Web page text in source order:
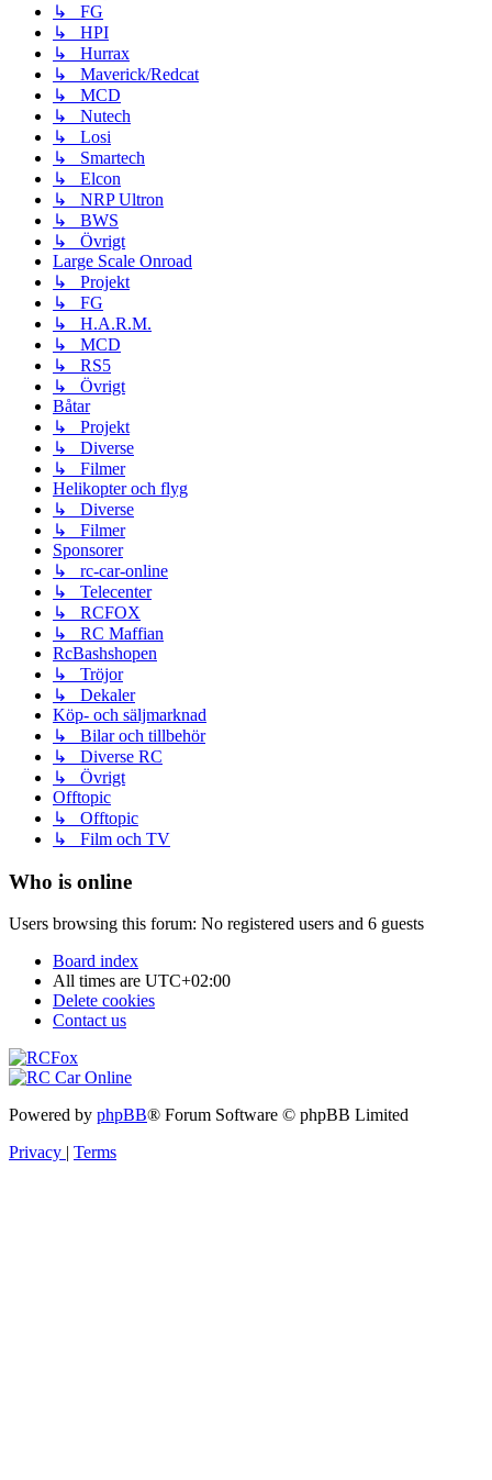
↳ FG
↳ HPI
↳ Hurrax
↳ Maverick/Redcat
↳ MCD
↳ Nutech
↳ Losi
↳ Smartech
↳ Elcon
↳ NRP Ultron
↳ BWS
↳ Övrigt
Large Scale Onroad
↳ Projekt
↳ FG
↳ H.A.R.M.
↳ MCD
↳ RS5
↳ Övrigt
Båtar
↳ Projekt
↳ Diverse
↳ Filmer
Helikopter och flyg
↳ Diverse
↳ Filmer
Sponsorer
↳ rc-car-online
↳ Telecenter
↳ RCFOX
↳ RC Maffian
RcBashshopen
↳ Tröjor
↳ Dekaler
Köp- och säljmarknad
↳ Bilar och tillbehör
↳ Diverse RC
↳ Övrigt
Offtopic
↳ Offtopic
↳ Film och TV
Who is online
Users browsing this forum: No registered users and 6 guests
Board index
All times are UTC+02:00
Delete cookies
Contact us
Powered by phpBB® Forum Software © phpBB Limited
Privacy | Terms